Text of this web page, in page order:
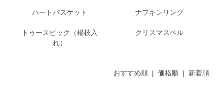
ハートバスケット ナプキンリング
トゥースピック（楊枝入
れ）
クリスマスベル
おすすめ順| 価格順| 新着順